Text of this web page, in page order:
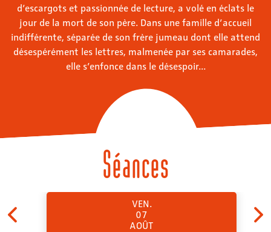
d’escargots et passionnée de lecture, a volé en éclats le
jour de la mort de son père. Dans une famille d’accueil
indifférente, séparée de son frère jumeau dont elle attend
désespérément les lettres, malmenée par ses camarades,
elle s’enfonce dans le désespoir...
Séances
VEN.
07
AOÛT